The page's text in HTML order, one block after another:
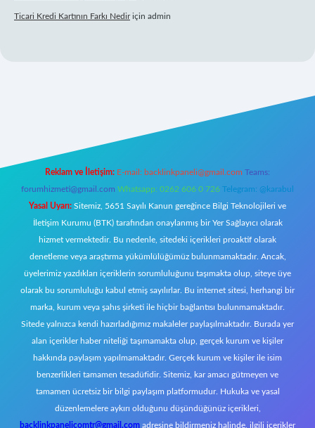
Ticari Kredi Kartının Farkı Nediriçin admin
Reklam ve İletişim: E-mail: backlinkpaneli@gmail.com Teams:
forumhizmeti@gmail.com Whatsapp: 0262 606 0 726 Telegram: @karabul
Yasal Uyarı: Sitemiz, 5651 Sayılı Kanun gereğince Bilgi Teknolojileri ve
İletişim Kurumu (BTK) tarafından onaylanmış bir Yer Sağlayıcı olarak
hizmet vermektedir. Bu nedenle, sitedeki içerikleri proaktif olarak
denetleme veya araştırma yükümlülüğümüz bulunmamaktadır. Ancak,
üyelerimiz yazdıkları içeriklerin sorumluluğunu taşımakta olup, siteye üye
olarak bu sorumluluğu kabul etmiş sayılırlar. Bu internet sitesi, herhangi bir
marka, kurum veya şahıs şirketi ile hiçbir bağlantısı bulunmamaktadır.
Sitede yalnızca kendi hazırladığımız makaleler paylaşılmaktadır. Burada yer
alan içerikler haber niteliği taşımamakta olup, gerçek kurum ve kişiler
hakkında paylaşım yapılmamaktadır. Gerçek kurum ve kişiler ile isim
benzerlikleri tamamen tesadüfidir. Sitemiz, kar amacı gütmeyen ve
tamamen ücretsiz bir bilgi paylaşım platformudur. Hukuka ve yasal
düzenlemelere aykırı olduğunu düşündüğünüz içerikleri,
backlinkpanelicomtr@gmail.com adresine bildirmeniz halinde, ilgili içerikler